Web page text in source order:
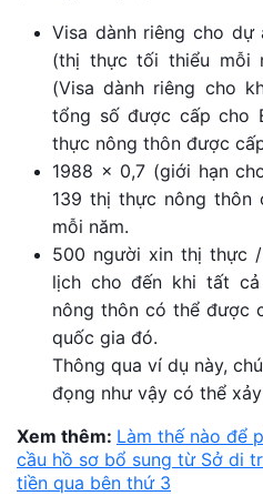
Visa dành riêng cho
(thị thực tối thiểu mỗi
(Visa dành riêng cho
tổng số được cấp cho
thực nông thôn được
1988 x 0,7 (giới hạn
139 thị thực nông thôn
mỗi năm.
500 người xin thị thực
lịch cho đến khi tất
nông thôn có thể được
quốc gia đó.
Thông qua ví dụ này,
đọng như vậy có thể
Xem thêm: Làm thế nào để
cầu hồ sơ bổ sung từ Sở di
tiền qua bên thứ 3